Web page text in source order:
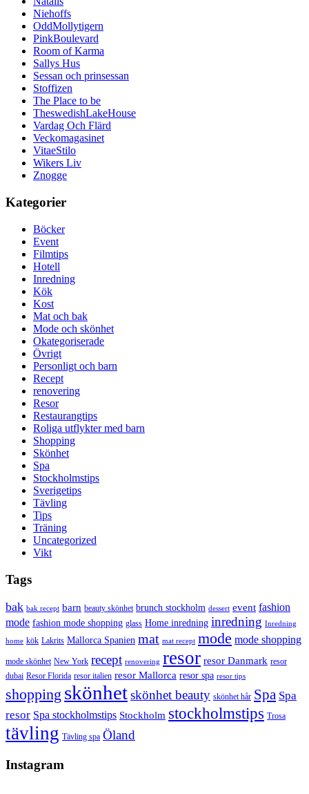
Niehoffs
OddMollytigern
PinkBoulevard
Room of Karma
Sallys Hus
Sessan och prinsessan
Stoffizen
The Place to be
TheswedishLakeHouse
Vardag Och Flärd
Veckomagasinet
VitaeStilo
Wikers Liv
Znogge
Kategorier
Böcker
Event
Filmtips
Hotell
Inredning
Kök
Kost
Mat och bak
Mode och skönhet
Okategoriserade
Övrigt
Personligt och barn
Recept
renovering
Resor
Restaurangtips
Roliga utflykter med barn
Shopping
Skönhet
Spa
Stockholmstips
Sverigetips
Tävling
Tips
Träning
Uncategorized
Vikt
Tags
bak bak recept barn beauty skönhet brunch stockholm dessert event fashion
mode fashion mode shopping glass Home inredning inredning Inredning
home kök Lakrits Mallorca Spanien mat mat recept mode mode shopping
mode skönhet New York recept renovering resor resor Danmark resor
dubai Resor Florida resor italien resor Mallorca resor spa resor tips
shopping skönhetskönhet beauty skönhet hår Spa Spa
resor Spa stockholmstips Stockholm stockholmstips Trosa
tävling Tävling spa Öland
Instagram